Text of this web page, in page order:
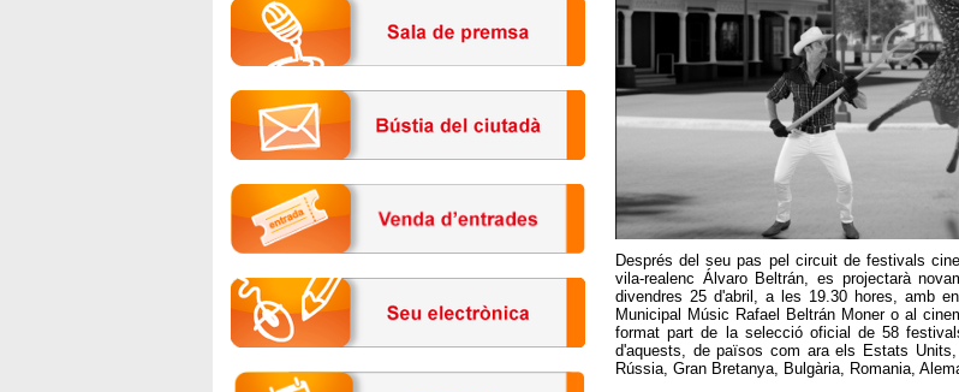
Després del seu pas pel circuit de festivals
vila-realenc Álvaro Beltrán, es projectarà
divendres 25 d'abril, a les 19.30 hores, amb
Municipal Músic Rafael Beltrán Moner o al
format part de la selecció oficial de 58
d'aquests, de països com ara els Estats
Rússia, Gran Bretanya, Bulgària, Romania,